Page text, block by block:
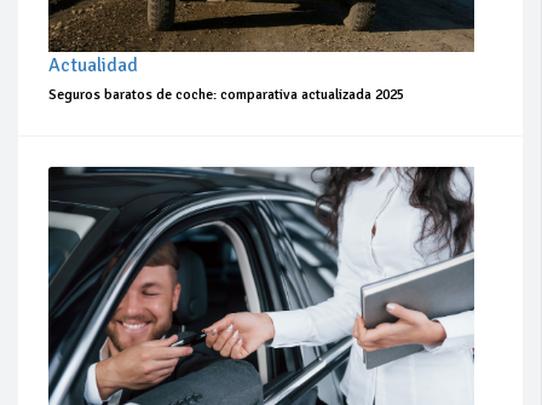
Actualidad
Seguros baratos de coche: comparativa actualizada 2025